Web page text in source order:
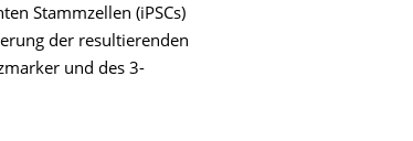
Stammzellen (iPSCs)
der resultierenden
und des 3-